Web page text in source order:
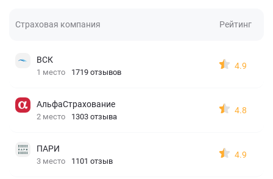
Страховая компания Рейтинг
ВСК
1 место 1719 отзывов
4.9
АльфаСтрахование
2 место 1303 отзыва
4.8
ПАРИ
3 место 1101 отзыв
4.9